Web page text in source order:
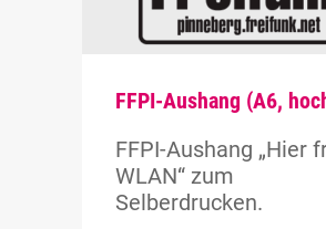
FFPI-Aushang (A6,
FFPI-Aushang „Hier
WLAN“ zum
Selberdrucken.